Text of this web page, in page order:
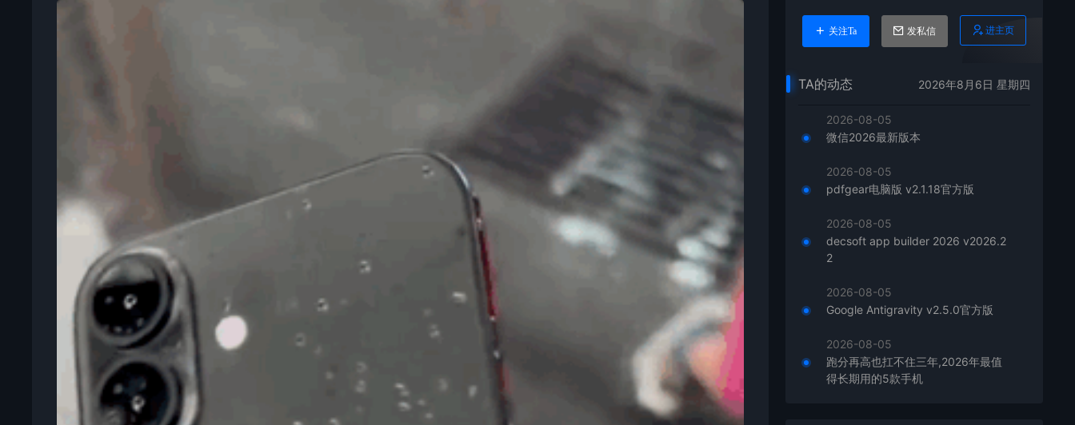
关注Ta 发私信 进主页
TA的动态 2026年8月6日 星期四
2026-08-05
微信2026最新版本
2026-08-05
pdfgear电脑版 v2.1.18官方版
2026-08-05
decsoft app builder 2026 v2026.2
2
2026-08-05
Google Antigravity v2.5.0官方版
2026-08-05
跑分再高也扛不住三年,2026年最值
得长期用的5款手机